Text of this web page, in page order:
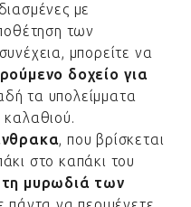
με
των
μπορείτε να
δοχείο για
τα υπολείμματα
, που βρίσκεται
στο καπάκι του
μυρωδιά των